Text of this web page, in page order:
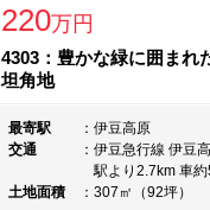
220万円
4303：豊かな緑に囲まれ
坦角地
最寄駅
伊豆高原
交通
伊豆急行線 伊豆
駅より2.7km 車
土地面積
307㎡（92坪）